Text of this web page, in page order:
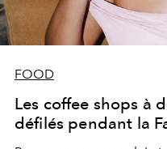
FOOD
Les coffee shops à
défilés pendant la